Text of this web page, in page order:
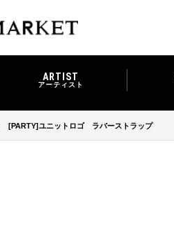
ARTIST
アーティスト
[PARTY]ユニットロゴ ラバーストラップ